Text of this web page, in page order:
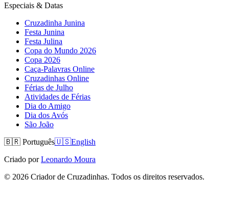
Especiais & Datas
Cruzadinha Junina
Festa Junina
Festa Julina
Copa do Mundo 2026
Copa 2026
Caça-Palavras Online
Cruzadinhas Online
Férias de Julho
Atividades de Férias
Dia do Amigo
Dia dos Avós
São João
🇧🇷 Português🇺🇸English
Criado por Leonardo Moura
© 2026 Criador de Cruzadinhas. Todos os direitos reservados.